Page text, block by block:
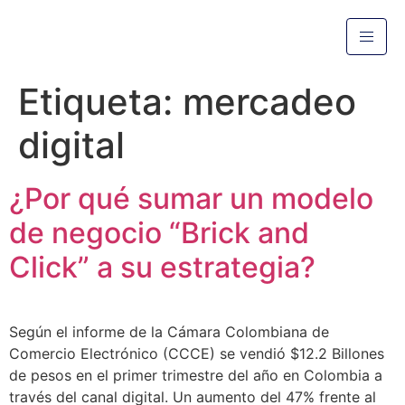
Etiqueta: mercadeo
digital
¿Por qué sumar un modelo
de negocio “Brick and
Click” a su estrategia?
Según el informe de la Cámara Colombiana de
Comercio Electrónico (CCCE) se vendió $12.2 Billones
de pesos en el primer trimestre del año en Colombia a
través del canal digital. Un aumento del 47% frente al